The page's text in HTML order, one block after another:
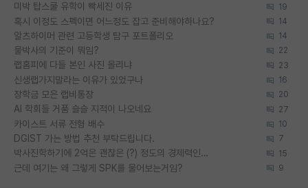
미박 탑스쿨 유학이 빡세진 이유 19
혹시 이정도 스펙이면 어느정도 잡고 준비해야하나요? 14
알츠하이머 관련 고등학생 탐구 포트폴리오 14
물박사의 기준이 뭐임? 22
랩홈피에 다들 본인 사진 올리냐 23
신생랩가지말라는 이유가 있었구나 16
장학금 모은 랩비통장 20
AI 학회들 거품 슬슬 지적이 나오네요 27
카이스트 서류 전형 배수 10
DGIST 가는 방법 추천 부탁드립니다. 7
박사진학하기에 2억은 괜찮은 (?) 정도의 경제력인가요 15
근데 여기는 왜 그렇게 SPK를 물어보는거임? 9